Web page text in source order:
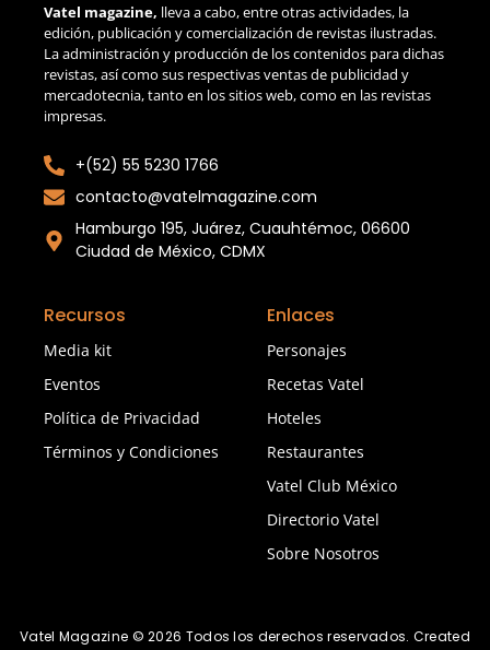
Vatel magazine, lleva a cabo, entre otras actividades, la
edición, publicación y comercialización de revistas ilustradas.
La administración y producción de los contenidos para dichas
revistas, así como sus respectivas ventas de publicidad y
mercadotecnia, tanto en los sitios web, como en las revistas
impresas.
+(52) 55 5230 1766
contacto@vatelmagazine.com
Hamburgo 195, Juárez, Cuauhtémoc, 06600
Ciudad de México, CDMX
Recursos
Media kit
Eventos
Política de Privacidad
Términos y Condiciones
Enlaces
Personajes
Recetas Vatel
Hoteles
Restaurantes
Vatel Club México
Directorio Vatel
Sobre Nosotros
Vatel Magazine © 2026 Todos los derechos reservados. Created